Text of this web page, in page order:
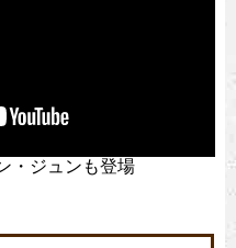
・ジュンも登場